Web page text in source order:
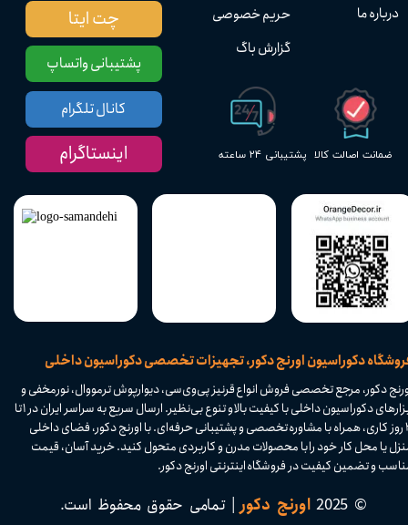
دکوراسیون اورنج دکور، تجهیزات تخصصی دکوراسیون داخلی
پشتیبانی ۲۴ ساعته ضمانت اصالت کالا
حریم خصوصی
گزارش باگ
درباره ما
دکور، مرجع تخصصی فروش انواع قرنیز پی‌وی‌سی، دیوارپوش ترمووال، نورمخفی و
ابزارهای دکوراسیون داخلی با کیفیت بالا و تنوع بی‌نظیر. ارسال سریع به سراسر ایران در ۱ تا
۴ روز کاری، همراه با مشاوره تخصصی و پشتیبانی حرفه‌ای. با اورنج دکور، فضای داخلی
یا محل کار خود را با محصولات مدرن و کاربردی متحول کنید. خرید آسان، قیمت
و تضمین کیفیت در فروشگاه اینترنتی اورنج دکور.​​​​​​​
© 2025 اورنج دکور| تمامی حقوق محفوظ است.​​​​​​​
پشتیبانی واتساپ
چت ایتا
کانال تلگرام
اینستاگرام